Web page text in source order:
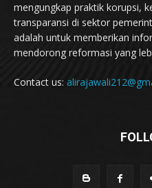
mengungkap praktik korupsi,
transparansi di sektor
adalah untuk memberikan
mendorong reformasi yang
Contact us: